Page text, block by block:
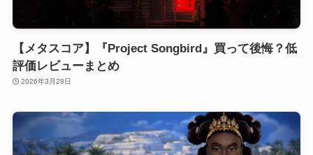
【メタスコア】『Project Songbird』買って後悔？低
評価レビューまとめ
2026年3月28日